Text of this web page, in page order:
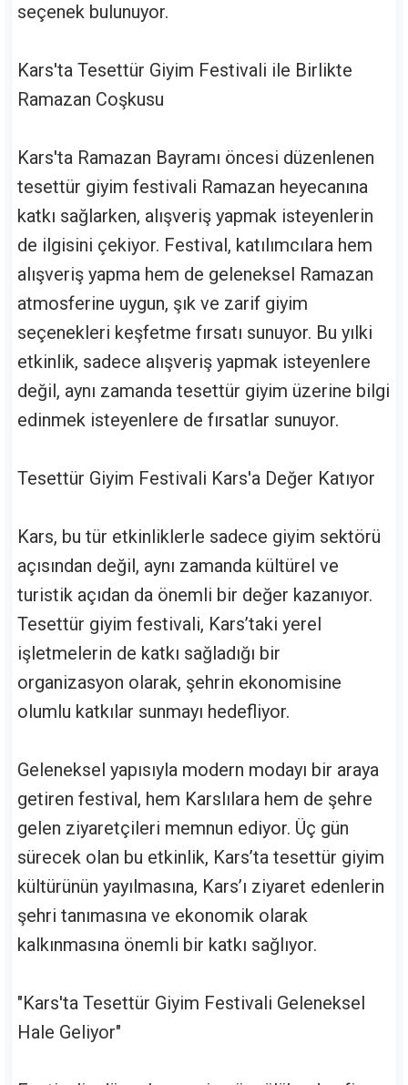
seçenek bulunuyor.
Kars'ta Tesettür Giyim Festivali ile Birlikte
Ramazan Coşkusu
Kars'ta Ramazan Bayramı öncesi düzenlenen
tesettür giyim festivali Ramazan heyecanına
katkı sağlarken, alışveriş yapmak isteyenlerin
de ilgisini çekiyor. Festival, katılımcılara hem
alışveriş yapma hem de geleneksel Ramazan
atmosferine uygun, şık ve zarif giyim
seçenekleri keşfetme fırsatı sunuyor. Bu yılki
etkinlik, sadece alışveriş yapmak isteyenlere
değil, aynı zamanda tesettür giyim üzerine bilgi
edinmek isteyenlere de fırsatlar sunuyor.
Tesettür Giyim Festivali Kars'a Değer Katıyor
Kars, bu tür etkinliklerle sadece giyim sektörü
açısından değil, aynı zamanda kültürel ve
turistik açıdan da önemli bir değer kazanıyor.
Tesettür giyim festivali, Kars’taki yerel
işletmelerin de katkı sağladığı bir
organizasyon olarak, şehrin ekonomisine
olumlu katkılar sunmayı hedefliyor.
Geleneksel yapısıyla modern modayı bir araya
getiren festival, hem Karslılara hem de şehre
gelen ziyaretçileri memnun ediyor. Üç gün
sürecek olan bu etkinlik, Kars’ta tesettür giyim
kültürünün yayılmasına, Kars’ı ziyaret edenlerin
şehri tanımasına ve ekonomik olarak
kalkınmasına önemli bir katkı sağlıyor.
"Kars'ta Tesettür Giyim Festivali Geleneksel
Hale Geliyor"